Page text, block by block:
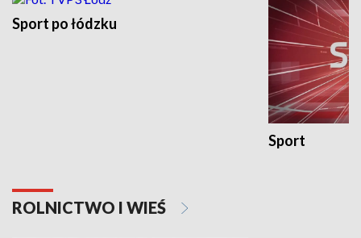
Sport po łódzku
Sport
ROLNICTWO I WIEŚ